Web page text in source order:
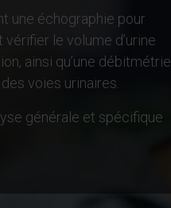
une échographie pour
le volume d’urine
ainsi qu’une débitmétrie
voies urinaires.
générale et spécifique